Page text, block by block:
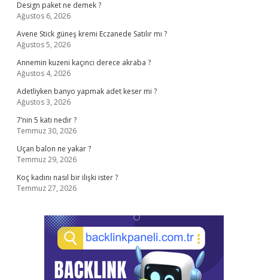
Design paket ne demek ?
Ağustos 6, 2026
Avene Stick güneş kremi Eczanede Satılır mı ?
Ağustos 5, 2026
Annemin kuzeni kaçıncı derece akraba ?
Ağustos 4, 2026
Adetliyken banyo yapmak adet keser mi ?
Ağustos 3, 2026
7’nin 5 katı nedir ?
Temmuz 30, 2026
Uçan balon ne yakar ?
Temmuz 29, 2026
Koç kadını nasıl bir ilişki ister ?
Temmuz 27, 2026